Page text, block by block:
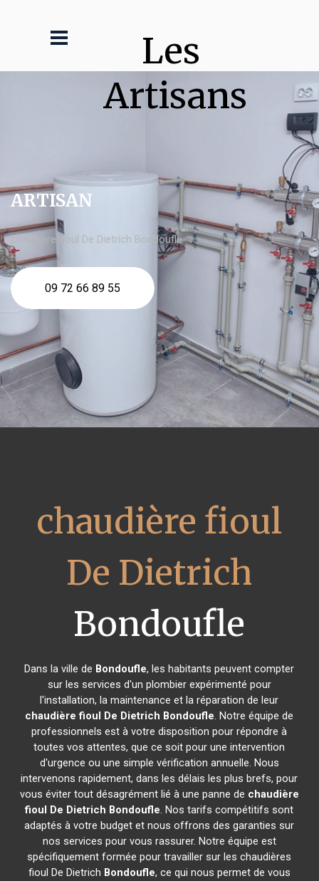
Les
Artisans
ARTISAN
chaudière fioul De Dietrich Bondoufle
09 72 66 89 55
chaudière fioul
De Dietrich
Bondoufle
Dans la ville de Bondoufle, les habitants peuvent compter
sur les services d'un plombier expérimenté pour
l'installation, la maintenance et la réparation de leur
chaudière fioul De Dietrich Bondoufle. Notre équipe de
professionnels est à votre disposition pour répondre à
toutes vos attentes, que ce soit pour une intervention
d'urgence ou une simple vérification annuelle. Nous
intervenons rapidement, dans les délais les plus brefs, pour
vous éviter tout désagrément lié à une panne de chaudière
fioul De Dietrich Bondoufle. Nos tarifs compétitifs sont
adaptés à votre budget et nous offrons des garanties sur
nos services pour vous rassurer. Notre équipe est
spécifiquement formée pour travailler sur les chaudières
fioul De Dietrich Bondoufle, ce qui nous permet de vous